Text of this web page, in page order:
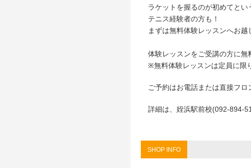
ラケットを握るのが初めてとい
テニス経験者の方も！
まずは無料体験レッスンへお越
体験レッスンをご受講の方に無
※無料体験レッスンは定員に限
ご予約はお電話または直接フロ
詳細は、姪浜駅前校(092-894-
SHOP INFO